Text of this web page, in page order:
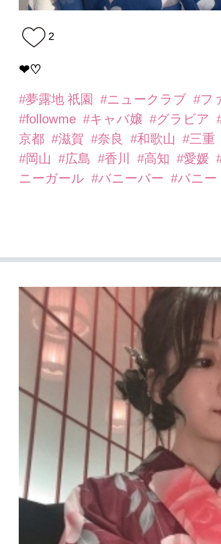
2
❤︎♡
#夢露地 祇園 #ニュークラブ #フ
#followme #キャバ嬢 #グラビア
京都 #滋賀 #奈良 #和歌山
#三重
#岡山
#広島 #香川 #高知 #愛媛
ニーガール #バニーバー #バニー